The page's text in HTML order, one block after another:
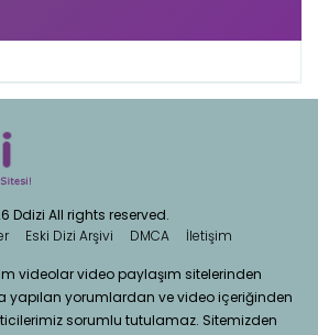
Ddizi All rights reserved.
Eski Dizi Arşivi DMCA İletişim
videolar video paylaşım sitelerinden
yapılan yorumlardan ve video içeriğinden
sorumlu tutulamaz. Sitemizden